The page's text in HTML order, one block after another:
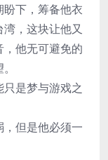
下，筹备他衣
，这块让他又
他无可避免的
是梦与游戏之
但是他必须一